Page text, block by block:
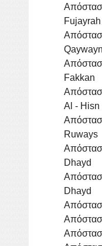
Fujayrah
Qaywayn
Fakkan
Al - Hisn
Ruways
Dhayd
Dhayd